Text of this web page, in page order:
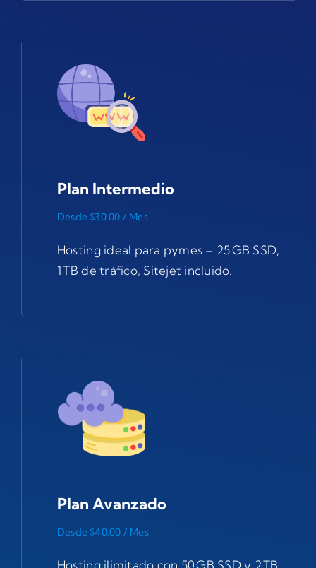
Plan Intermedio
Desde $30.00 / Mes
Hosting ideal para pymes – 25 GB SSD,
1 TB de tráfico, Sitejet incluido.
Plan Avanzado
Desde $40.00 / Mes
Hosting ilimitado con 50 GB SSD y 2 TB